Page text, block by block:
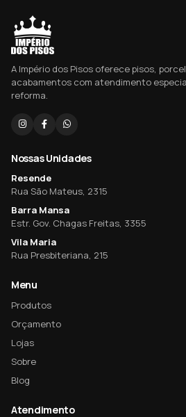
A Império dos Pisos oferece pisos,
acabamentos com atendimento
reforma.
Nossas Unidades
Resende
Rua São Mateus, 2315
Barra Mansa
Estr. Gov. Chagas Freitas, 3355
Vila Maria
Rua Presbiteriana, 215
Menu
Produtos
Orçamento
Lojas
Sobre
Blog
Atendimento